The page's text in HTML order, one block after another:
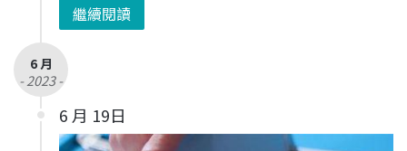
繼續閱讀
6 月
- 2023 -
6 月 19日